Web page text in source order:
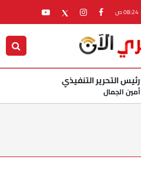
رئيس التحرير التنفيذي
أمين الجمال